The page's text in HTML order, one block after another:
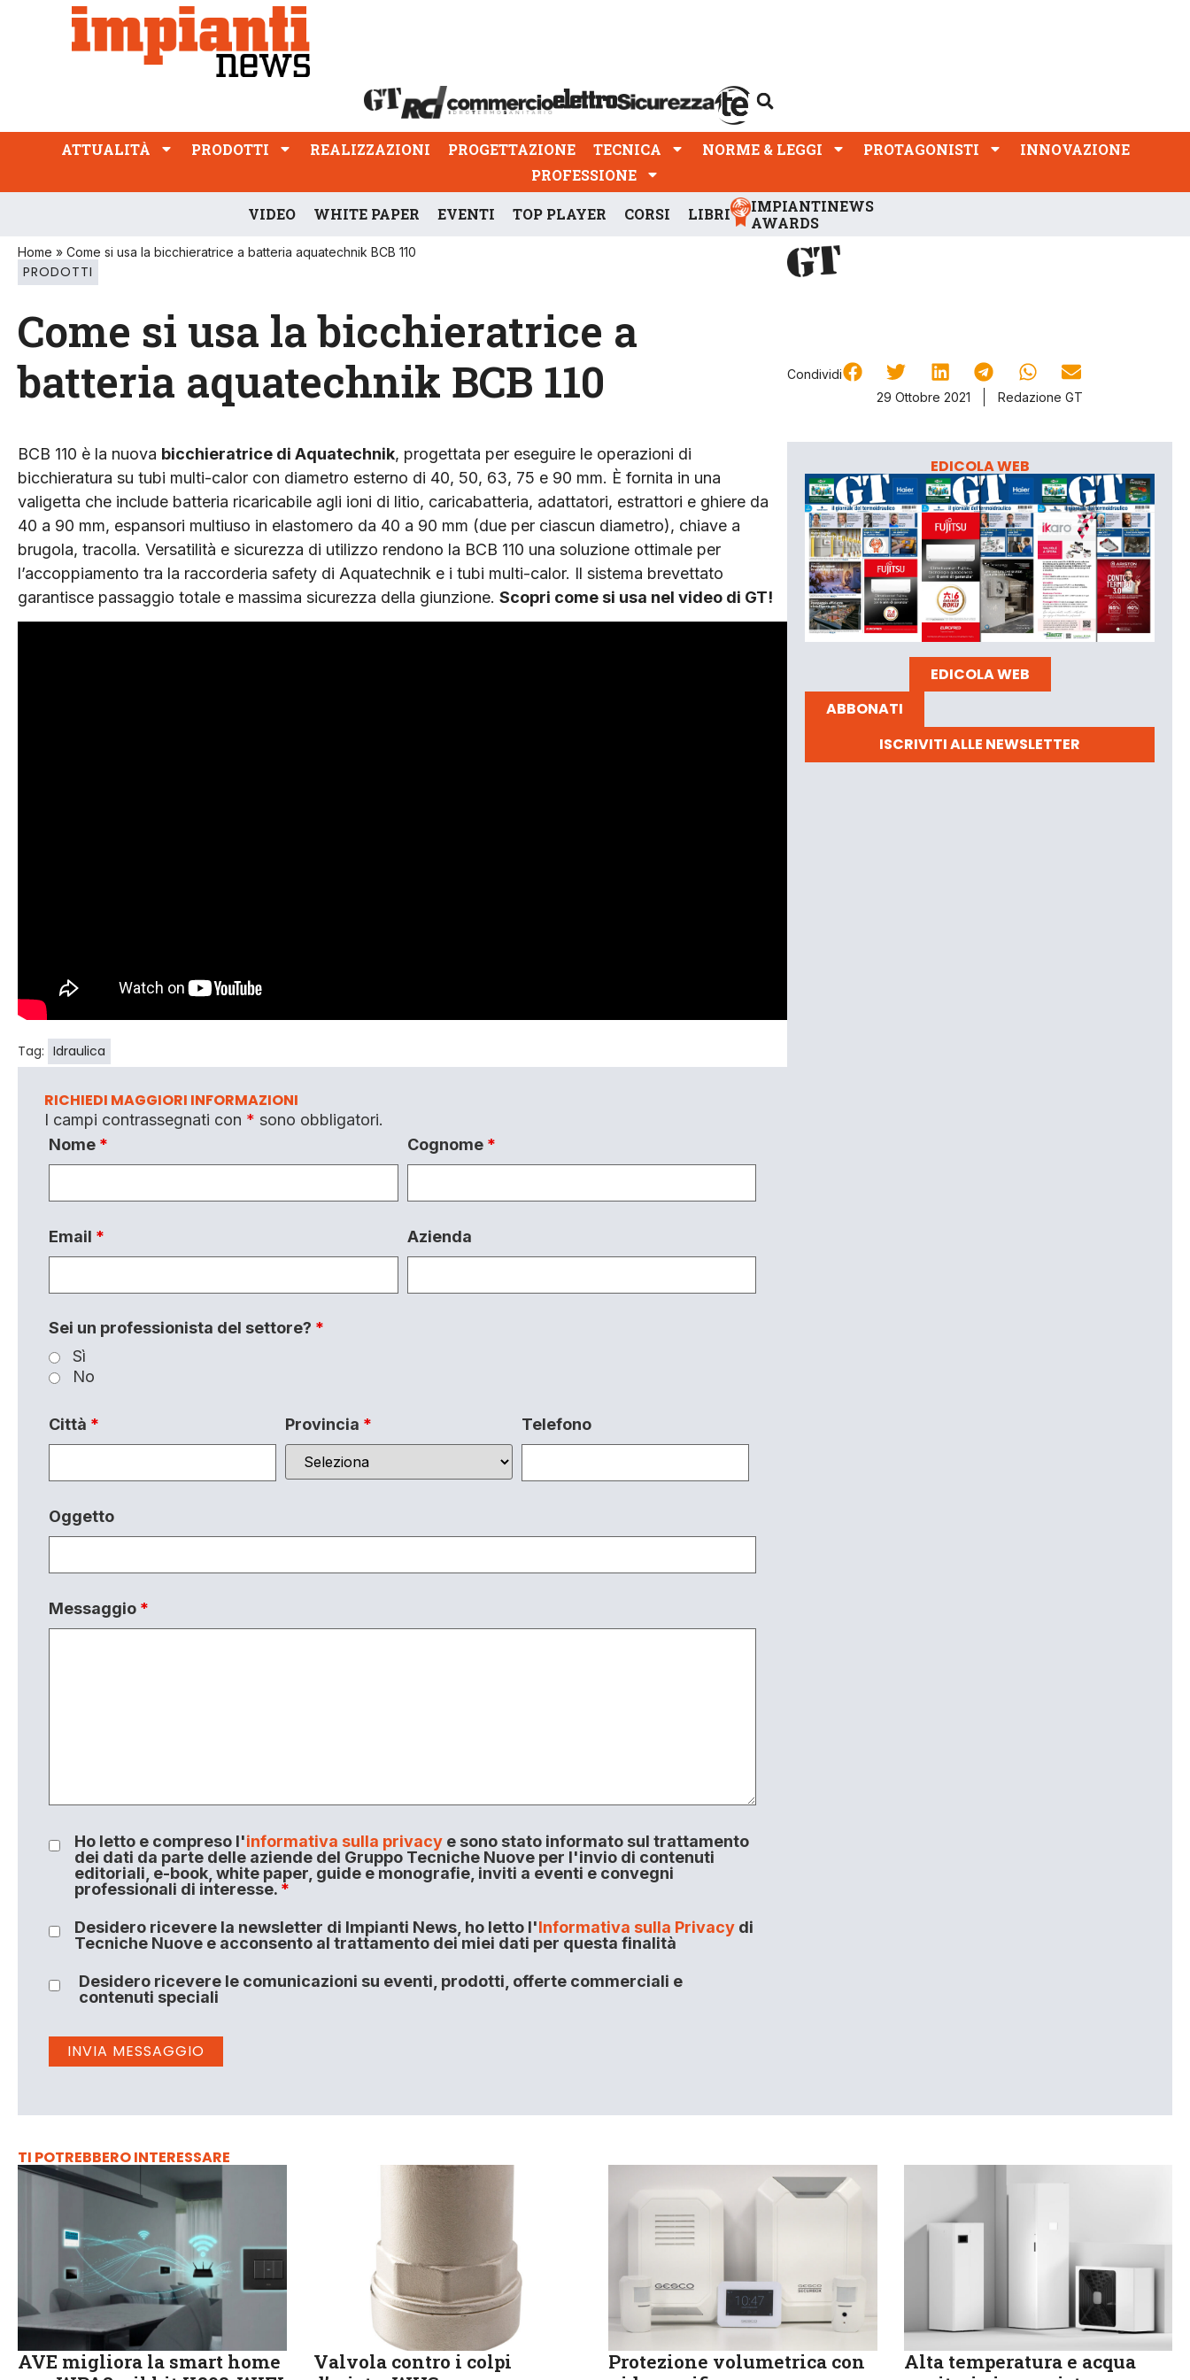
ATTUALITÀ PRODOTTI REALIZZAZIONI
PROFESSIONE
ATTUALITÀ PRODOTTI REALIZZAZIONI PROGETTAZIONE TECNICA NORME & LEGGI PROTAGONISTI
INNOVAZIONE
PROFESSIONE
VIDEO WHITE PAPER EVENTI TOP PLAYER CORSI LIBRI
IMPIANTINEWS
AWARDS
Home » Come si usa la bicchieratrice a batteria aquatechnik BCB 110
PRODOTTI
Come si usa la bicchieratrice a
batteria aquatechnik BCB 110
Condividi
29 Ottobre 2021
Redazione GT
BCB 110 è la nuova bicchieratrice di Aquatechnik, progettata per eseguire le operazioni di
bicchieratura su tubi multi-calor con diametro esterno di 40, 50, 63, 75 e 90 mm. È fornita in una
valigetta che include batteria ricaricabile agli ioni di litio, caricabatteria, adattatori, estrattori e ghiere da
40 a 90 mm, espansori multiuso in elastomero da 40 a 90 mm (due per ciascun diametro), chiave a
brugola, tracolla. Versatilità e sicurezza di utilizzo rendono la BCB 110 una soluzione ottimale per
l’accoppiamento tra la raccorderia safety di Aquatechnik e i tubi multi-calor. Il sistema brevettato
garantisce passaggio totale e massima sicurezza della giunzione. Scopri come si usa nel video di GT!
Tag: Idraulica
RICHIEDI MAGGIORI INFORMAZIONI
I campi contrassegnati con * sono obbligatori.
Nome * Cognome *
Email * Azienda
Sei un professionista del settore? *
Sì
No
Città * Provincia * Telefono
Oggetto
Messaggio *
Ho letto e compreso l'informativa sulla privacye sono stato informato sul trattamento
dei dati da parte delle aziende del Gruppo Tecniche Nuove per l'invio di contenuti
editoriali, e-book, white paper, guide e monografie, inviti a eventi e convegni
professionali di interesse. *
Desidero ricevere la newsletter di Impianti News, ho letto l'Informativa sulla Privacydi
Tecniche Nuove e acconsento al trattamento dei miei dati per questa finalità
Desidero ricevere le comunicazioni su eventi, prodotti, offerte commerciali e
contenuti speciali
EDICOLA WEB
EDICOLA WEB
ABBONATI
ISCRIVITI ALLE NEWSLETTER
TI POTREBBERO INTERESSARE
AVE migliora la smart home
Valvola contro i colpi
Protezione volumetrica con
Alta temperatura e acqua